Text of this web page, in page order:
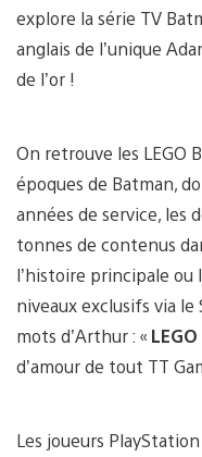
explore la série TV
anglais de l’unique
de l’or !
On retrouve les LEGO
époques de Batman,
années de service, les
tonnes de contenus
l’histoire principale ou
niveaux exclusifs via le
mots d’Arthur : «
d’amour de tout TT
Les joueurs